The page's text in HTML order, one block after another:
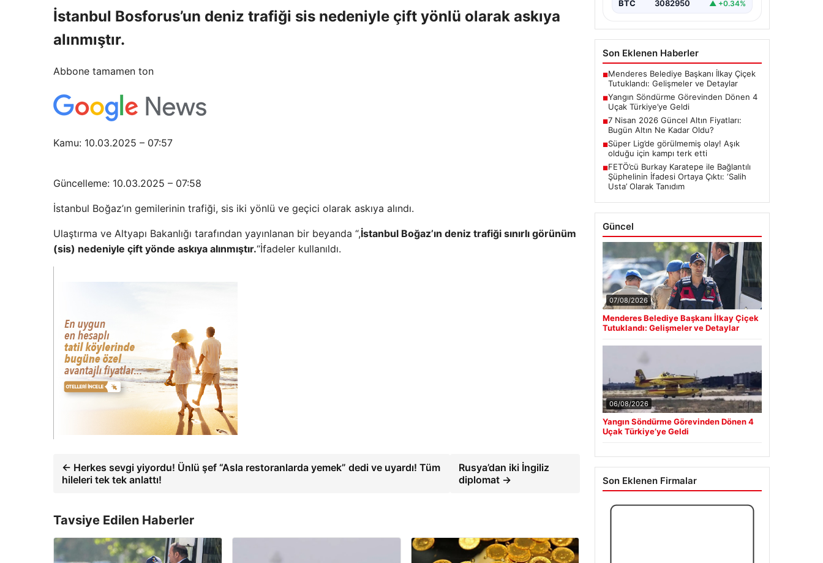
İstanbul Bosforus’un deniz trafiği sis nedeniyle çift yönlü olarak askıya
alınmıştır.
Abbone tamamen ton
Kamu: 10.03.2025 – 07:57
Güncelleme: 10.03.2025 – 07:58
İstanbul Boğaz’ın gemilerinin trafiği, sis iki yönlü ve geçici olarak askıya alındı.
Ulaştırma ve Altyapı Bakanlığı tarafından yayınlanan bir beyanda “,İstanbul Boğaz’ın deniz trafiği sınırlı görünüm
(sis) nedeniyle çift yönde askıya alınmıştır.“İfadeler kullanıldı.
← Herkes sevgi yiyordu! Ünlü şef “Asla restoranlarda yemek” dedi ve uyardı! Tüm
hileleri tek tek anlattı!
Rusya’dan iki İngiliz
diplomat →
Tavsiye Edilen Haberler
BTC 3082950 ▲ +0.34%
Son Eklenen Haberler
■Menderes Belediye Başkanı İlkay Çiçek
Tutuklandı: Gelişmeler ve Detaylar
■Yangın Söndürme Görevinden Dönen 4
Uçak Türkiye’ye Geldi
■7 Nisan 2026 Güncel Altın Fiyatları:
Bugün Altın Ne Kadar Oldu?
■Süper Lig’de görülmemiş olay! Aşık
olduğu için kampı terk etti
■FETÖ’cü Burkay Karatepe ile Bağlantılı
Şüphelinin İfadesi Ortaya Çıktı: ‘Salih
Usta’ Olarak Tanıdım
Güncel
07/08/2026
Menderes Belediye Başkanı İlkay Çiçek
Tutuklandı: Gelişmeler ve Detaylar
06/08/2026
Yangın Söndürme Görevinden Dönen 4
Uçak Türkiye’ye Geldi
Son Eklenen Firmalar